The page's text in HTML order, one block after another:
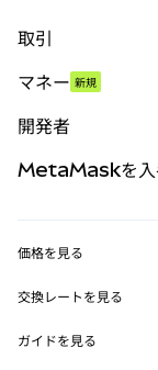
取引
パーペチュアル
RWA
マネー 新規
開発者
MetaMask
Snaps
MetaMaskを入
セキュリティ
価格を見る
イーサリアムの価格
Solanaの価格
交換レートを見る
ETH→USD
ガイドを見る